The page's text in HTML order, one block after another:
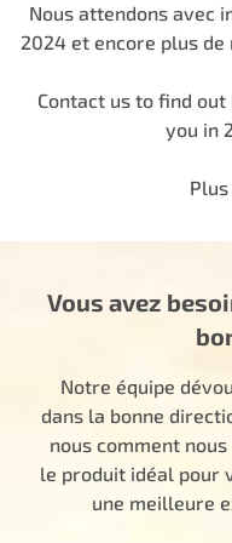
Nous attendons avec
2024 et encore plus
Contact us to find
you in
Vous avez
Notre équipe
dans la bonne
nous comment
le produit idéal pour
une meilleure